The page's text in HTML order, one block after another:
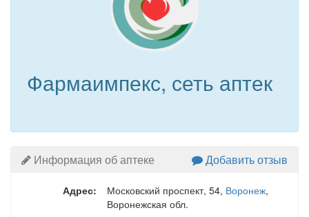
Фармаимпекс, сеть аптек
Информация об аптеке Добавить отзыв
Адрес: Московский проспект, 54, Воронеж,
Воронежская обл.